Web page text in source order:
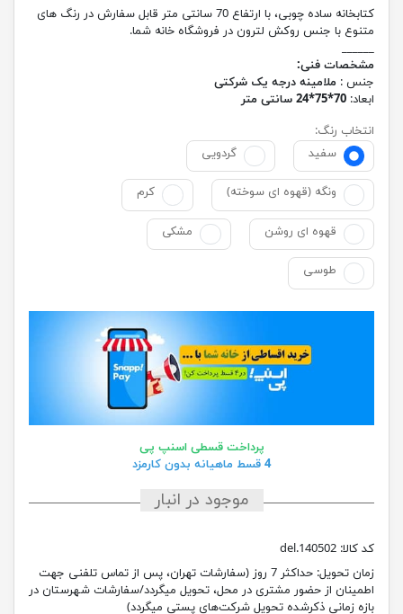
کتابخانه ساده چوبی، با ارتفاع 70 سانتی متر قابل سفارش در رنگ های
متنوع با جنس روکش لترون در فروشگاه خانه شما.
______
مشخصات فنی:
جنس : ملامینه درجه یک شرکتی
ابعاد: 70*75*24 سانتی متر
انتخاب رنگ:
سفید
گردویی
ونگه (قهوه ای سوخته) کرم
قهوه ای روشن مشکی
طوسی
پرداخت قسطی اسنپ پی
4 قسط ماهیانه بدون کارمزد
موجود در انبار
کد کالا: del.140502
زمان تحویل:
حداکثر 7 روز (سفارشات تهران، پس از تماس تلفنی جهت
اطمینان از حضور مشتری در محل، تحویل میگردد/سفارشات شهرستان در
بازه زمانی ذکرشده تحویل شرکت‌های پستی میگردد)